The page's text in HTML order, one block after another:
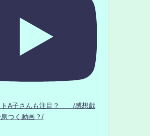
トA子さんも注目？ /感想戯
つく動画？/